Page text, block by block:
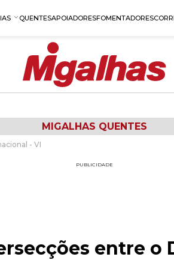
QUENTESAPOIADORESFOMENTADORES
MIGALHAS QUENTES
- VI
PUBLICIDADE
entre o